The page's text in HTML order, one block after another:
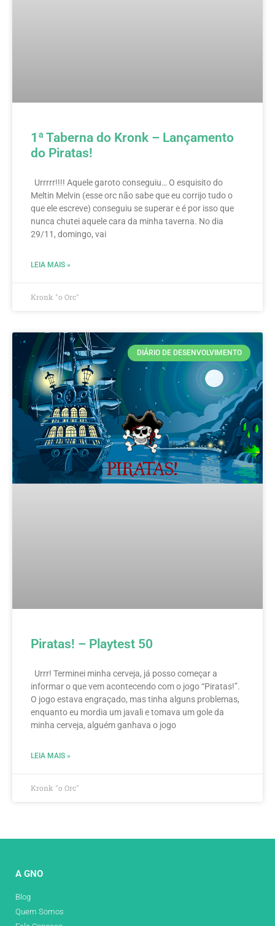
1ª Taberna do Kronk – Lançamento
do Piratas!
Urrrrr!!!! Aquele garoto conseguiu… O esquisito do
Meltin Melvin (esse orc não sabe que eu corrijo tudo o
que ele escreve) conseguiu se superar e é por isso que
nunca chutei aquele cara da minha taverna. No dia
29/11, domingo, vai
LEIA MAIS »
Kronk "o Orc"
DIÁRIO DE DESENVOLVIMENTO
Piratas! – Playtest 50
Urrr! Terminei minha cerveja, já posso começar a
informar o que vem acontecendo com o jogo “Piratas!”.
O jogo estava engraçado, mas tinha alguns problemas,
enquanto eu mordia um javali e tomava um gole da
minha cerveja, alguém ganhava o jogo
LEIA MAIS »
Kronk "o Orc"
A GNO
Blog
Quem Somos